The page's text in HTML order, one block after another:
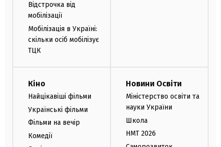
Відстрочка від
мобілізації
Мобілізація в Україні:
скільки осіб мобілізує
ТЦК
Кіно
Найцікавіші фільми
Українські фільми
Фільми на вечір
Комедії
Новини Освіти
Міністерство освіти та
науки України
Школа
НМТ 2026